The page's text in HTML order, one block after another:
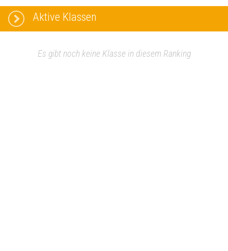
Aktive Klassen
Es gibt noch keine Klasse in diesem Ranking